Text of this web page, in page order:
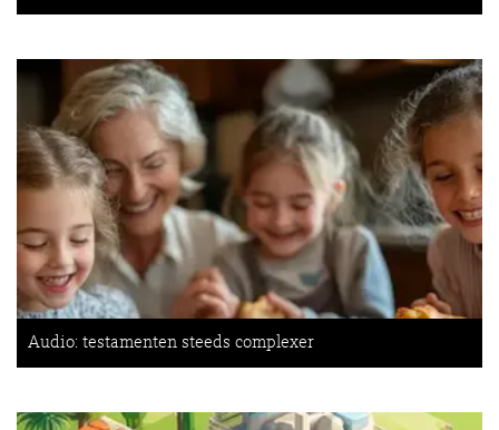
Audio: testamenten steeds complexer